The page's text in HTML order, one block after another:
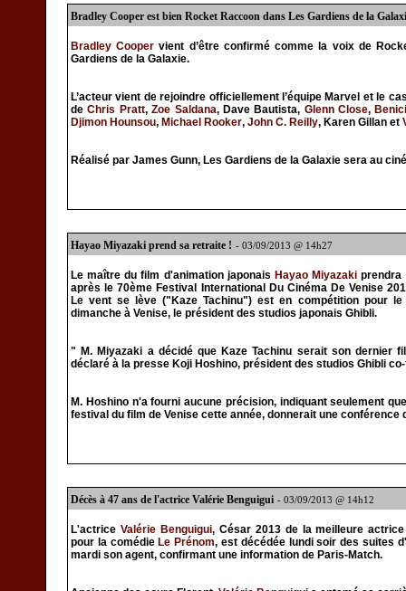
Bradley Cooper est bien Rocket Raccoon dans Les Gardiens de la
Bradley Cooper vient d’être confirmé comme la voix de
Gardiens de la Galaxie.
L’acteur vient de rejoindre officiellement l’équipe Marvel et le
deChris Pratt,Zoe Saldana, Dave Bautista, Glenn Close,
Djimon Hounsou, Michael Rooker, John C. Reilly, Karen Gillan et
Réalisé par James Gunn, Les Gardiens de la Galaxie sera au
Hayao Miyazaki prend sa retraite ! - 03/09/2013 @ 14h27
Le maître du film d'animation japonais Hayao Miyazaki prendra
après le 70ème Festival International Du Cinéma De Venise
Le vent se lève ("Kaze Tachinu") est en compétition pour
dimanche à Venise, le président des studios japonais Ghibli.
" M. Miyazaki a décidé que Kaze Tachinu serait son dernier
déclaré à la presse Koji Hoshino, président des studios Ghibli
M. Hoshino n'a fourni aucune précision, indiquant seulement
festival du film de Venise cette année, donnerait une conférence
Décès à 47 ans de l'actrice Valérie Benguigui - 03/09/2013 @ 14h12
L'actrice Valérie Benguigui, César 2013 de la meilleure
pour la comédie Le Prénom, est décédée lundi soir des suites
mardi son agent, confirmant une information de Paris-Match.